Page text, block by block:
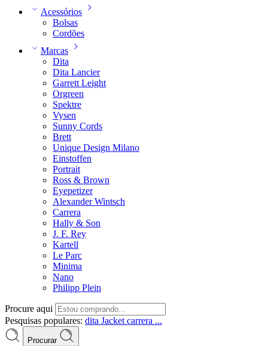
Acessórios
Bolsas
Cordões
Marcas
Dita
Dita Lancier
Garrett Leight
Orgreen
Spektre
Vysen
Sunny Cords
Brett
Unique Design Milano
Einstoffen
Portrait
Ross & Brown
Eyepetizer
Alexander Wintsch
Carrera
Hally & Son
J. F. Rey
Kartell
Le Parc
Minima
Nano
Philipp Plein
Procure aqui
Pesquisas populares: dita Jacket carrera ...
Procurar